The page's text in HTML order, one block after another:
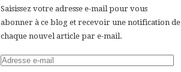
Saisissez votre adresse e-mail pour vous
abonner à ce blog et recevoir une notification de
chaque nouvel article par e-mail.
Adresse